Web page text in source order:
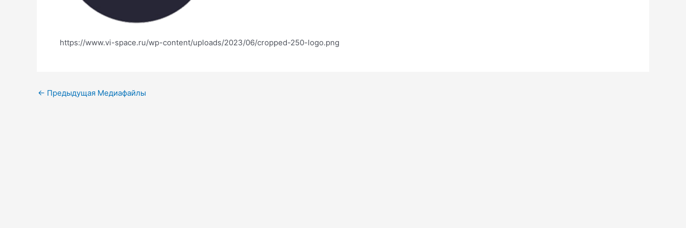
https://www.vi-space.ru/wp-content/uploads/2023/06/cropped-250-logo.png
← Предыдущая Медиафайлы